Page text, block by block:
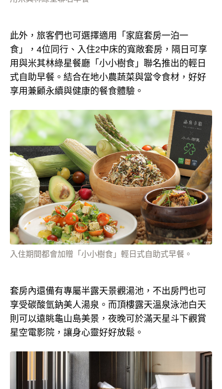
此外，旅客們也可選擇適用「家庭套房一泊一
食」，4位同行、入住2中床的寬敞套房，隔日可享
用與米其林綠星餐廳「小小樹食」聯名推出的輕日
式自助早餐。結合在地小農蔬菜與當令食材，好好
享用兼顧永續與健康的餐食體驗。
入住期間都會加贈「小小樹食」輕日式自助式早餐。
套房內還備有專屬半露天景觀湯池，不出房門也可
享受碳酸氫鈉美人湯泉。而頂樓露天溫泉泳池白天
則可以遠眺龜山島美景，夜晚可於滿天星斗下觀賞
星空電影院，讓身心靈好好放鬆。